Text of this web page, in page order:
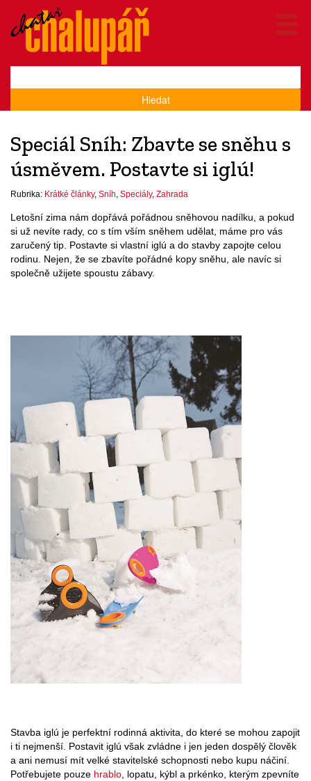
Hledat
Speciál Sníh: Zbavte se sněhu s
úsměvem. Postavte si iglú!
Rubrika: Krátké články, Sníh Speciály, Zahrada
Letošní zima nám dopřává pořádnou sněhovou nadílku, a pokud
si už nevíte rady, co s tím vším sněhem udělat, máme pro vás
zaručený tip. Postavte si vlastní iglú a do stavby zapojte celou
rodinu. Nejen, že se zbavíte pořádné kopy sněhu, ale navíc si
společně užijete spoustu zábavy.
Stavba iglú je perfektní rodinná aktivita, do které se mohou zapojit
i ti nejmenší. Postavit iglú však zvládne i jen jeden dospělý člověk
a ani nemusí mít velké stavitelské schopnosti nebo kupu náčiní.
Potřebujete pouze hrablo , lopatu, kýbl a prkénko, kterým zpevníte